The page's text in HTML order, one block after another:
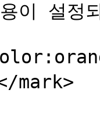
이 설정
mark>